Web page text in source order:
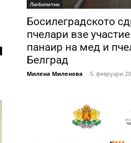
Любопитно
Босилеградското
пчелари взе
панаир на мед и
Белград
Милена Миленова - 5. февруари